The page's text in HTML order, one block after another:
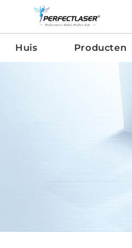
Huis Producten